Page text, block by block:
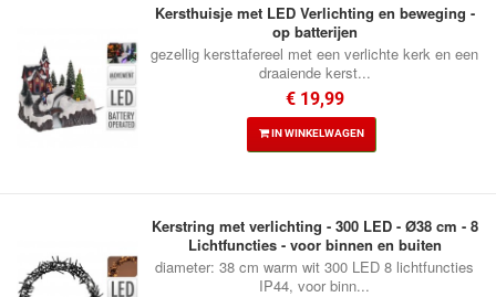
Kersthuisje met LED Verlichting en beweging -
op batterijen
gezellig kersttafereel met een verlichte kerk en een
draaiende kerst...
€ 19,99
IN WINKELWAGEN
Kerstring met verlichting - 300 LED - Ø38 cm - 8
Lichtfuncties - voor binnen en buiten
diameter: 38 cm warm wit 300 LED 8 lichtfuncties
IP44, voor binn...